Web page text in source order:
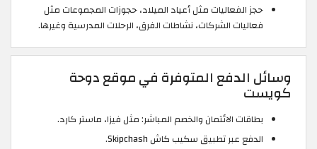
حجز الفعاليات مثل أعياد الميلاد، حجوزات المجموعات مثل
فعاليات الشركات، نشاطات الفرق، الرحلات المدرسية وغيرها.
وسائل الدفع المتوفرة في موقع دوحة
كويست
بطاقات الائتمان والخصم المباشر: مثل فيزا، ماستر كارد.
الدفع عبر تطبيق سكيب كاش Skipchash.